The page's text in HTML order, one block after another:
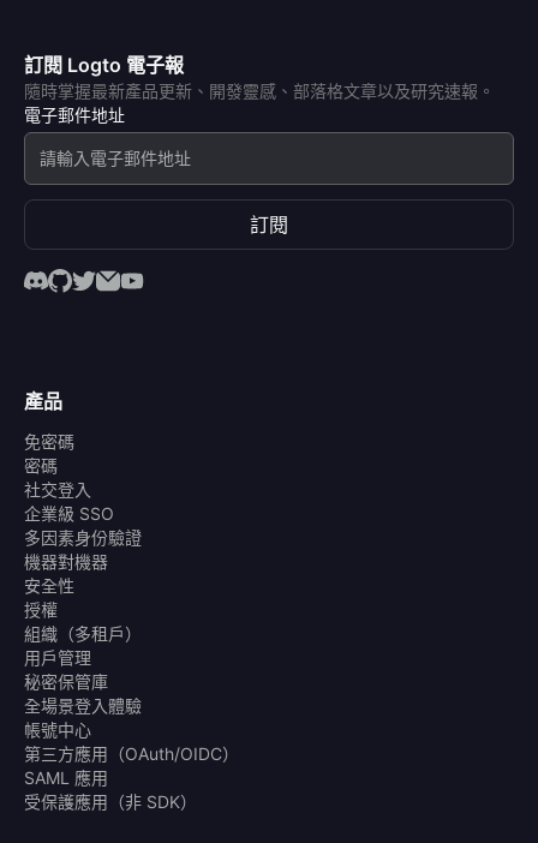
訂閱 Logto 電子報
隨時掌握最新產品更新、開發靈感、部落格文章以及研究速報。
電子郵件地址
訂閱
產品
免密碼
密碼
社交登入
企業級 SSO
多因素身份驗證
機器對機器
安全性
授權
組織（多租戶）
用戶管理
秘密保管庫
全場景登入體驗
帳號中心
第三方應用（OAuth/OIDC）
SAML 應用
受保護應用（非 SDK）